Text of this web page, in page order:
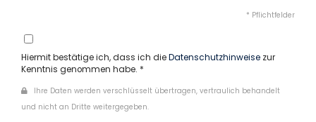
* Pflichtfelder
Hiermit bestätige ich, dass ich dieDatenschutzhinweise zur
Kenntnis genommen habe. *
Ihre Daten werden verschlüsselt übertragen, vertraulich behandelt
und nicht an Dritte weitergegeben.